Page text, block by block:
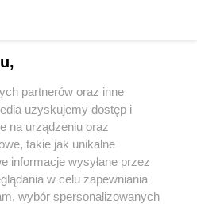
firmy mogą nie tylko
Dodatkowo,
przetworzonych
środowiskowych.
partnerów oraz inne
uzyskujemy dostęp i
na urządzeniu oraz
takie jak unikalne
informacje wysyłane przez
w celu zapewniania
wybór spersonalizowanych